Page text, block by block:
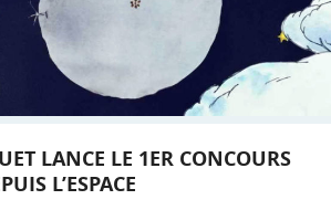
LANCE LE 1ER CONCOURS
L’ESPACE